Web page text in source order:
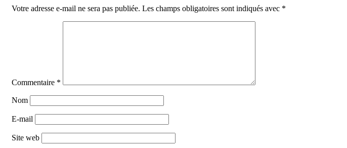
Votre adresse e-mail ne sera pas publiée. Les champs obligatoires sont indiqués avec *
Commentaire *
Nom
E-mail
Site web